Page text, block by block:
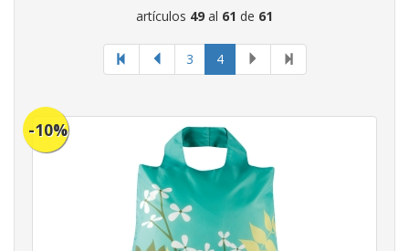
artículos 49 al 61 de 61
3 4página
actual
-10%